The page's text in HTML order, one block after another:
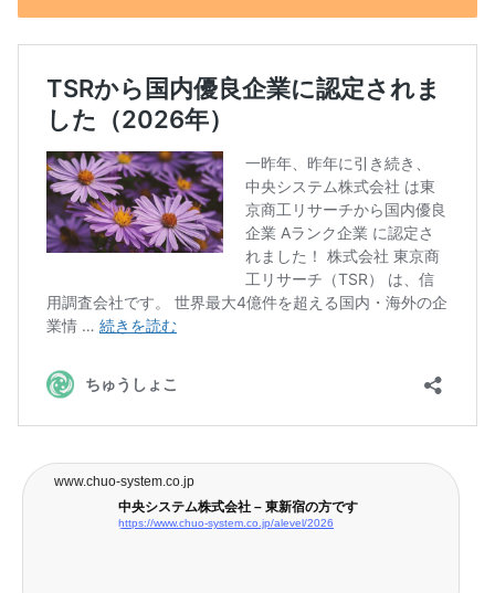
www.chuo-system.co.jp
中央システム株式会社 – 東新宿の方です
https://www.chuo-system.co.jp/alevel/2026